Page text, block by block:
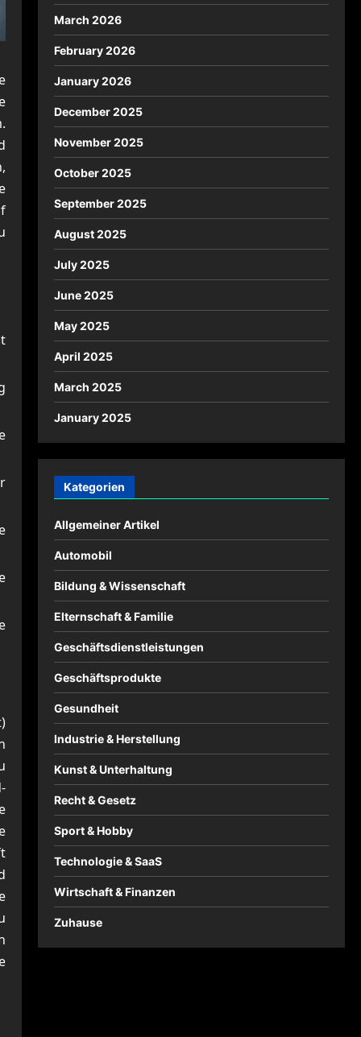
March 2026
February 2026
January 2026
December 2025
November 2025
October 2025
September 2025
August 2025
July 2025
June 2025
May 2025
April 2025
March 2025
January 2025
Kategorien
Allgemeiner Artikel
Automobil
Bildung & Wissenschaft
Elternschaft & Familie
Geschäftsdienstleistungen
Geschäftsprodukte
Gesundheit
Industrie & Herstellung
Kunst & Unterhaltung
Recht & Gesetz
Sport & Hobby
Technologie & SaaS
Wirtschaft & Finanzen
Zuhause